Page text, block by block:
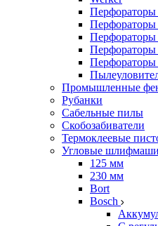
Перфораторы
Перфораторы
Перфораторы
Перфораторы
Перфораторы
Промышленные
Рубанки
Сабельные пилы
Скобозабиватели
Термоклеевые
Угловые
125 мм
230 мм
Bort
Bosch